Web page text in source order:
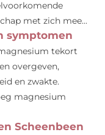
met zich mee...
symptomen
tekort
overgeven,
en zwakte.
magnesium
Scheenbeen